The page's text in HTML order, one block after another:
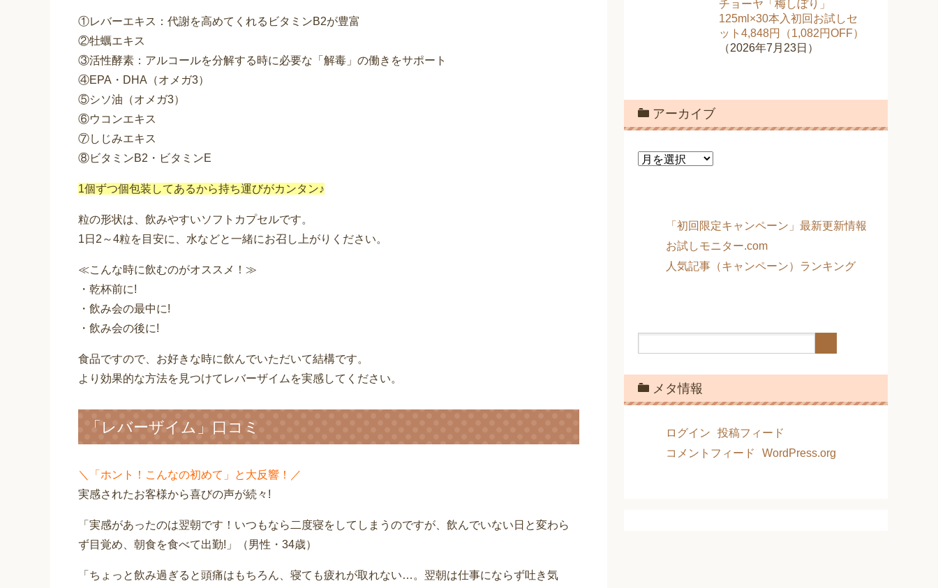
①レバーエキス：代謝を高めてくれるビタミンB2が豊富
②牡蠣エキス
③活性酵素：アルコールを分解する時に必要な「解毒」の働きをサポート
④EPA・DHA（オメガ3）
⑤シソ油（オメガ3）
⑥ウコンエキス
⑦しじみエキス
⑧ビタミンB2・ビタミンE
1個ずつ個包装してあるから持ち運びがカンタン♪
粒の形状は、飲みやすいソフトカプセルです。
1日2～4粒を目安に、水などと一緒にお召し上がりください。
≪こんな時に飲むのがオススメ！≫
・乾杯前に!
・飲み会の最中に!
・飲み会の後に!
食品ですので、お好きな時に飲んでいただいて結構です。
より効果的な方法を見つけてレバーザイムを実感してください。
「レバーザイム」口コミ
＼「ホント！こんなの初めて」と大反響！／
実感されたお客様から喜びの声が続々!
「実感があったのは翌朝です！いつもなら二度寝をしてしまうのですが、飲んでいない日と変わら
ず目覚め、朝食を食べて出勤!」（男性・34歳）
「ちょっと飲み過ぎると頭痛はもちろん、寝ても疲れが取れない…。翌朝は仕事にならず吐き気
チョーヤ「梅しぼり」
125ml×30本入初回お試しセ
ット4,848円（1,082円OFF）
（2026年7月23日）
アーカイブ
ア
「初回限定キャンペーン」最新更新情報
お試しモニター.com
人気記事（キャンペーン）ランキング
メタ情報
ログイン
投稿フィード
コメントフィード
WordPress.org